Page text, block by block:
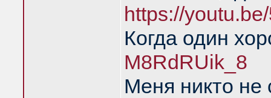
https://
Когда один
M8RdRUik_8
Меня никто